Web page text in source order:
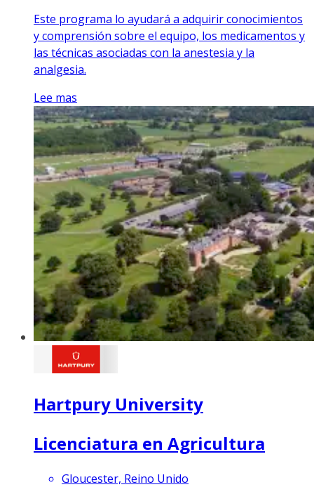
Este programa lo ayudará a adquirir conocimientos
y comprensión sobre el equipo, los medicamentos y
las técnicas asociadas con la anestesia y la
analgesia.
Lee mas
Hartpury University
Licenciatura en Agricultura
Gloucester, Reino Unido